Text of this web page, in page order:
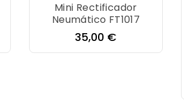
Mini Rectificador
Neumático FT1017
Precio
35,00 €